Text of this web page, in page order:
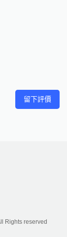
留下評價
Rights reserved